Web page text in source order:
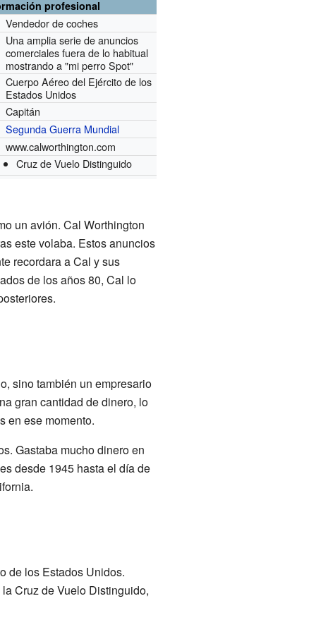
profesional
Vendedor de coches
Una amplia serie de anuncios
comerciales fuera de lo habitual
mostrando a "mi perro Spot"
Cuerpo Aéreo del Ejército de los
Estados Unidos
Capitán
Segunda Guerra Mundial
www.calworthington.com
Cruz de Vuelo Distinguido
un avión. Cal Worthington
este volaba. Estos anuncios
recordara a Cal y sus
de los años 80, Cal lo
sino también un empresario
gran cantidad de dinero, lo
en ese momento.
Gastaba mucho dinero en
desde 1945 hasta el día de
de los Estados Unidos.
Cruz de Vuelo Distinguido,